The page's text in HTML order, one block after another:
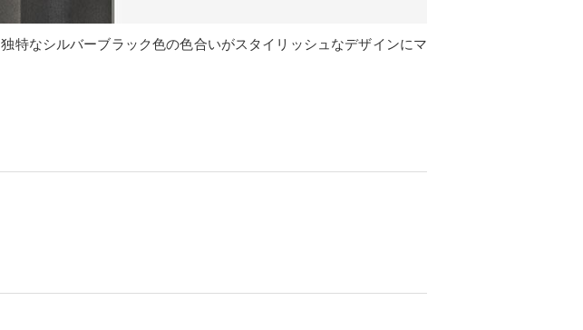
特なシルバーブラック色の色合いがスタイリッシュなデザインにマ